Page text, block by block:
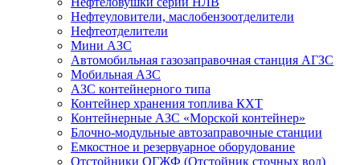
Нефтеуловители, маслобензоотделители
Нефтеотделители
Мини АЗС
Автомобильная газозаправочная станция АГЗС
Мобильная АЗС
АЗС контейнерного типа
Контейнер хранения топлива КХТ
Контейнерные АЗС «Морской контейнер»
Блочно-модульные автозаправочные станции
Емкостное и резервуарное оборудование
Отстойники ОГЖФ (Отстойник сточных вод)